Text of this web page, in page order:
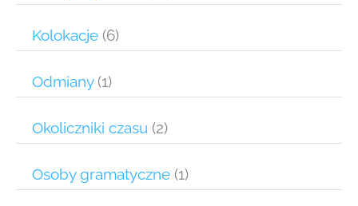
Kolokacje (6)
Odmiany(1)
Okoliczniki czasu (2)
Osoby gramatyczne (1)